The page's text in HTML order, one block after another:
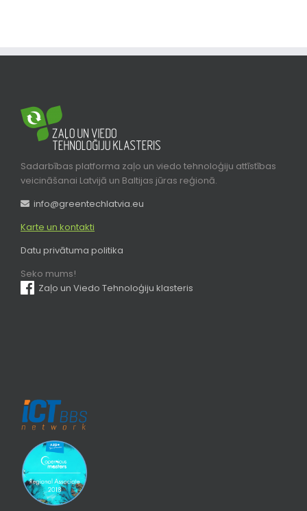
Sadarbības platforma zaļo un viedo tehnoloģiju attīstības
veicināšanai Latvijā un Baltijas jūras reģionā.
info@greentechlatvia.eu
Karte un kontakti
Datu privātuma politika
Seko mums!
Zaļo un Viedo Tehnoloģiju klasteris